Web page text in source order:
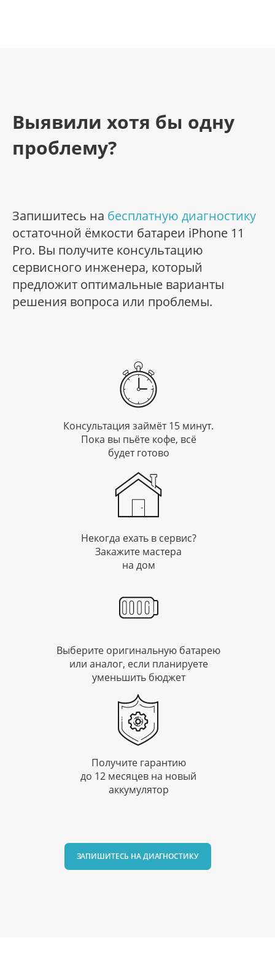
Выявили хотя бы одну
проблему?
Запишитесь на бесплатную диагностику
остаточной ёмкости батареи iPhone 11
Pro. Вы получите консультацию
сервисного инженера, который
предложит оптимальные варианты
решения вопроса или проблемы.
Консультация займёт 15 минут.
Пока вы пьёте кофе, всё
будет готово
Некогда ехать в сервис?
Закажите мастера
на дом
Выберите оригинальную батарею
или аналог, если планируете
уменьшить бюджет
Получите гарантию
до 12 месяцев на новый
аккумулятор
ЗАПИШИТЕСЬ НА ДИАГНОСТИКУ